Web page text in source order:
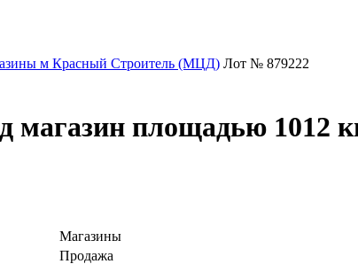
м Красный Строитель (МЦД) Лот № 879222
магазин площадью 1012
Магазины
Продажа